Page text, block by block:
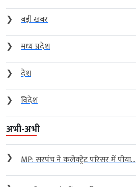
❯
बड़ी खबर
❯
मध्य प्रदेश
❯
देश
❯
विदेश
अभी-अभी
❯ MP: सरपंच ने कलेक्ट्रेट परिसर में पीया...